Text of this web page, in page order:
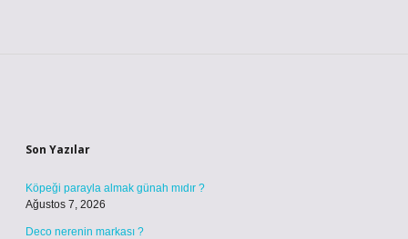
Son Yazılar
Köpeği parayla almak günah mıdır ?
Ağustos 7, 2026
Deco nerenin markası ?